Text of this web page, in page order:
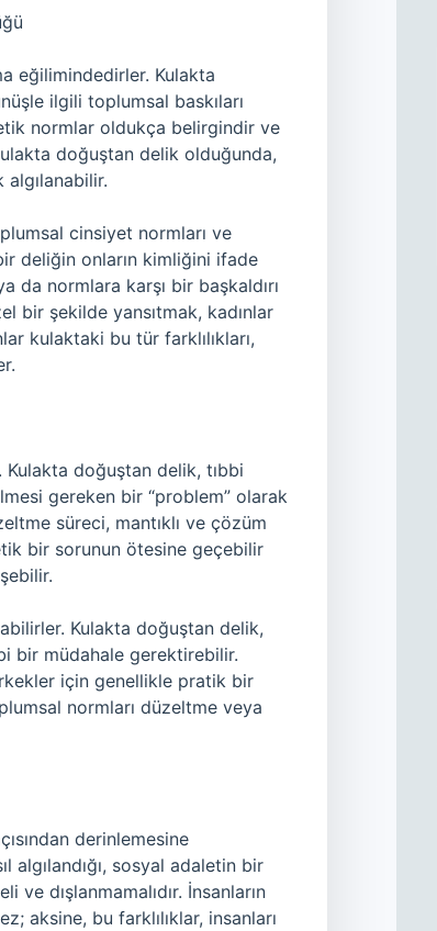
eğilimindedirler. Kulakta
ilgili toplumsal baskıları
normlar oldukça belirgindir ve
doğuştan delik olduğunda,
cinsiyet normları ve
deliğin onların kimliğini ifade
da normlara karşı bir başkaldırı
bir şekilde yansıtmak, kadınlar
kulaktaki bu tür farklılıkları,
doğuştan delik, tıbbi
gereken bir “problem” olarak
süreci, mantıklı ve çözüm
bir sorunun ötesine geçebilir
Kulakta doğuştan delik,
bir müdahale gerektirebilir.
için genellikle pratik bir
normları düzeltme veya
derinlemesine
algılandığı, sosyal adaletin bir
ve dışlanmamalıdır. İnsanların
aksine, bu farklılıklar, insanları